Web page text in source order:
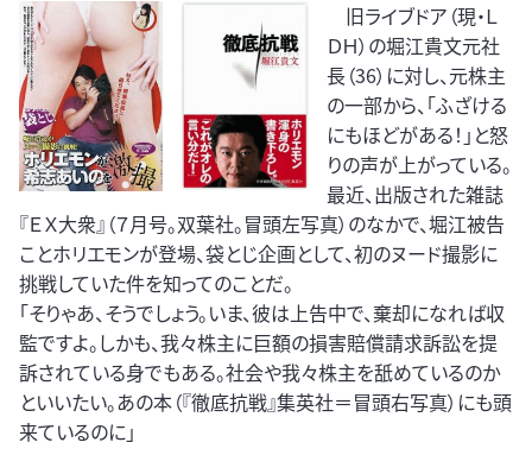
旧ライブドア（現・Ｌ
ＤＨ）の堀江貴文元社
長（36）に対し、元株主
の一部から、「ふざける
にもほどがある！」と怒
りの声が上がっている。
最近、出版された雑誌
『ＥＸ大衆』（７月号。双葉社。冒頭左写真）のなかで、堀江被告
ことホリエモンが登場、袋とじ企画として、初のヌード撮影に
挑戦していた件を知ってのことだ。
「そりゃあ、そうでしょう。いま、彼は上告中で、棄却になれば収
監ですよ。しかも、我々株主に巨額の損害賠償請求訴訟を提
訴されている身でもある。社会や我々株主を舐めているのか
といいたい。あの本（『徹底抗戦』集英社＝冒頭右写真）にも頭
来ているのに」